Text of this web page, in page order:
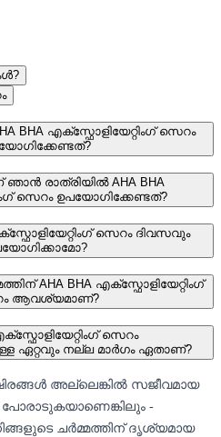
BHA എക്സ്ഫോളിയേറ്റിംഗ് സെറം
രാത്രിയിൽ AHA BHA
സെറം ഉപയോഗിക്കേണ്ടത്?
സെറം ദിവസവും
AHA BHA എക്സ്ഫോളിയേറ്റിംഗ്
ആവശ്യമാണ്?
സെറം
ഏറ്റവും നല്ല മാർഗം ഏതാണ്?
അല്ലെങ്കിൽ സജീവമായ
-
ചർമ്മത്തിന് ദൃശ്യമായ